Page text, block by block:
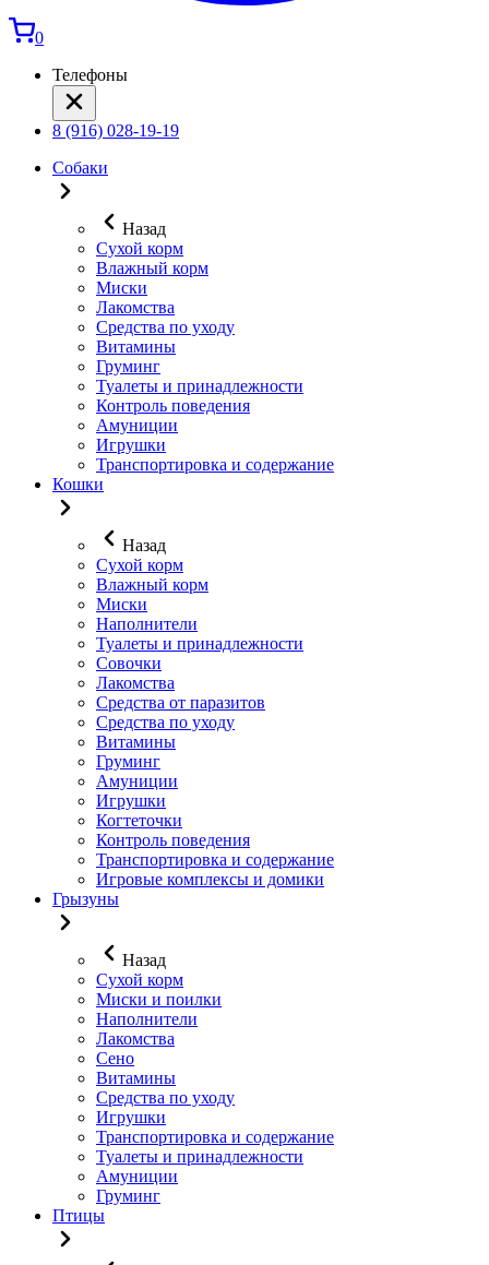
0
Телефоны
8 (916) 028-19-19
Собаки
Назад
Сухой корм
Влажный корм
Миски
Лакомства
Средства по уходу
Витамины
Груминг
Туалеты и принадлежности
Контроль поведения
Амуниции
Игрушки
Транспортировка и содержание
Кошки
Назад
Сухой корм
Влажный корм
Миски
Наполнители
Туалеты и принадлежности
Совочки
Лакомства
Средства от паразитов
Средства по уходу
Витамины
Груминг
Амуниции
Игрушки
Когтеточки
Контроль поведения
Транспортировка и содержание
Игровые комплексы и домики
Грызуны
Назад
Сухой корм
Миски и поилки
Наполнители
Лакомства
Сено
Витамины
Средства по уходу
Игрушки
Транспортировка и содержание
Туалеты и принадлежности
Амуниции
Груминг
Птицы